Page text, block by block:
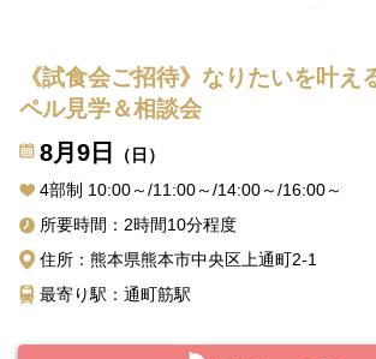
《試食会ご招待》なりたいを叶え
ペル見学＆相談会
8月9日
（日）
4部制 10:00～/11:00～/14:00～/16:00～
所要時間：2時間10分程度
住所：熊本県熊本市中央区上通町2-1
最寄り駅：通町筋駅